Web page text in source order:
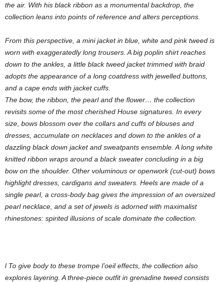
the air. With his black ribbon as a monumental backdrop, the
collection leans into points of reference and alters perceptions.
From this perspective, a mini jacket in blue, white and pink tweed is
worn with exaggeratedly long trousers. A big poplin shirt reaches
down to the ankles, a little black tweed jacket trimmed with braid
adopts the appearance of a long coatdress with jewelled buttons,
and a cape ends with jacket cuffs.
The bow, the ribbon, the pearl and the flower… the collection
revisits some of the most cherished House signatures. In every
size, bows blossom over the collars and cuffs of blouses and
dresses, accumulate on necklaces and down to the ankles of a
dazzling black down jacket and sweatpants ensemble. A long white
knitted ribbon wraps around a black sweater concluding in a big
bow on the shoulder. Other voluminous or openwork (cut-out) bows
highlight dresses, cardigans and sweaters. Heels are made of a
single pearl, a cross-body bag gives the impression of an oversized
pearl necklace, and a set of jewels is adorned with maximalist
rhinestones: spirited illusions of scale dominate the collection.
l To give body to these trompe l’oeil effects, the collection also
explores layering. A three-piece outfit in grenadine tweed consists